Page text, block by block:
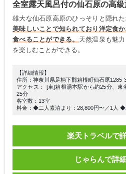
全室露天風呂付の仙石原の高
雄大な仙石原高原のひっそりと隠れ
美味しいことで知られており洋定食
食べることができる。 天然温泉も魅
を楽しむことができる。
【詳細情報】
住所：神奈川県足柄下郡箱根町仙石原1285-
アクセス： [車]箱根湯本駅から約25分、
25分
客室数：13室
料金：◆二人素泊まり：28,800円〜／1人 ◆
楽天トラベルで
じゃらんで詳